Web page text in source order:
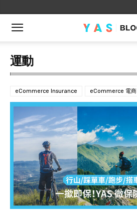
運動
eCommerce Insurance eCommerce 電商